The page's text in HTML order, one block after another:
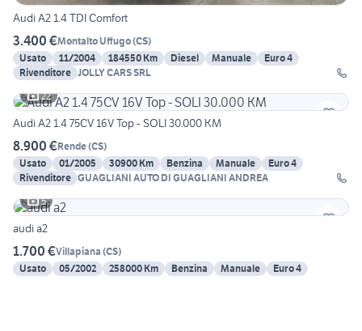
Audi A2 1.4 TDI Comfort
3.400 €Montalto Uffugo(CS)
Usato
11/2004 184550 Km Diesel Manuale
Euro 4
Rivenditore JOLLY CARS SRL
22
Audi A2 1.4 75CV 16V Top - SOLI 30.000 KM
8.900 €Rende(CS)
Usato
01/2005 30900 Km Benzina Manuale
Euro 4
Rivenditore GUAGLIANI AUTO DI GUAGLIANI ANDREA
5
audi a2
1.700 €Villapiana (CS)
Usato
05/2002 258000 Km Benzina Manuale Euro 4